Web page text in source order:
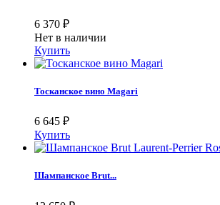
6 370 ₽
Нет в наличии
Купить
Тосканское вино Magari
6 645 ₽
Купить
Шампанское Brut...